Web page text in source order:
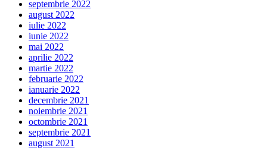
septembrie 2022
august 2022
iulie 2022
iunie 2022
mai 2022
aprilie 2022
martie 2022
februarie 2022
ianuarie 2022
decembrie 2021
noiembrie 2021
octombrie 2021
septembrie 2021
august 2021